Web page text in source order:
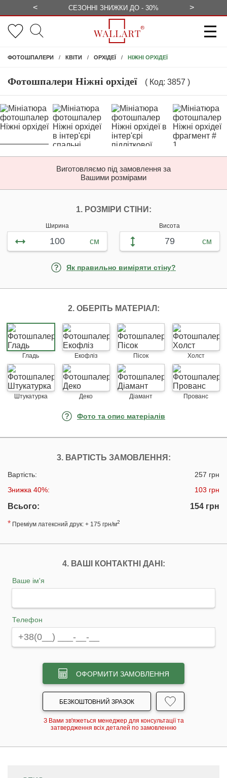
< СЕЗОННІ ЗНИЖКИ ДО - 30% >
ФОТОШПАЛЕРИ КВІТИ ОРХІДЕЇ НІЖНІ ОРХІДЕЇ
Фотошпалери Ніжні орхідеї ( Код: 3857 )
Виготовляємо під замовлення за
Вашими розмірами
1. РОЗМІРИ СТІНИ:
Ширина
см
Висота
см
Як правильно виміряти стіну?
2. ОБЕРІТЬ МАТЕРІАЛ:
Гладь Екофліз Пісок Холст
Штукатурка Деко Діамант Прованс
Фото та опис матеріалів
3. ВАРТІСТЬ ЗАМОВЛЕННЯ:
Вартість:
257 грн
Знижка 40%:
103 грн
Всього:
154 грн
* Преміум латексний друк: + 175 грн/м2
4. ВАШІ КОНТАКТНІ ДАНІ:
Ваше ім'я
Телефон
ОФОРМИТИ ЗАМОВЛЕННЯ
БЕЗКОШТОВНИЙ ЗРАЗОК
З Вами зв'яжеться менеджер для консультації та
затвердження всіх деталей по замовленню